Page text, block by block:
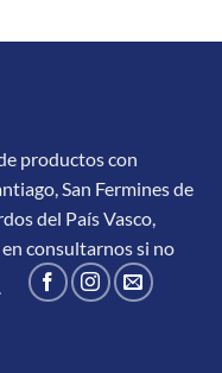
productos con
San Fermines de
del País Vasco,
consultarnos si no